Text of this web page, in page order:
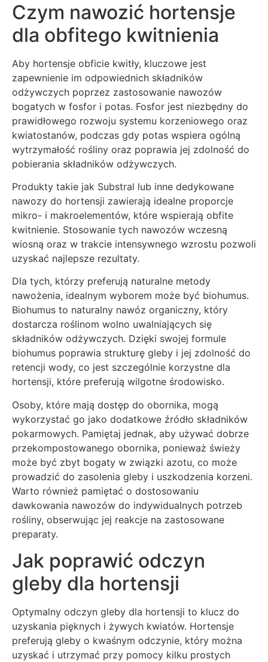
Czym nawozić hortensje
dla obfitego kwitnienia
Aby hortensje obficie kwitły, kluczowe jest
zapewnienie im odpowiednich składników
odżywczych poprzez zastosowanie nawozów
bogatych w fosfor i potas. Fosfor jest niezbędny do
prawidłowego rozwoju systemu korzeniowego oraz
kwiatostanów, podczas gdy potas wspiera ogólną
wytrzymałość rośliny oraz poprawia jej zdolność do
pobierania składników odżywczych.
Produkty takie jak Substral lub inne dedykowane
nawozy do hortensji zawierają idealne proporcje
mikro- i makroelementów, które wspierają obfite
kwitnienie. Stosowanie tych nawozów wczesną
wiosną oraz w trakcie intensywnego wzrostu pozwoli
uzyskać najlepsze rezultaty.
Dla tych, którzy preferują naturalne metody
nawożenia, idealnym wyborem może być biohumus.
Biohumus to naturalny nawóz organiczny, który
dostarcza roślinom wolno uwalniających się
składników odżywczych. Dzięki swojej formule
biohumus poprawia strukturę gleby i jej zdolność do
retencji wody, co jest szczególnie korzystne dla
hortensji, które preferują wilgotne środowisko.
Osoby, które mają dostęp do obornika, mogą
wykorzystać go jako dodatkowe źródło składników
pokarmowych. Pamiętaj jednak, aby używać dobrze
przekompostowanego obornika, ponieważ świeży
może być zbyt bogaty w związki azotu, co może
prowadzić do zasolenia gleby i uszkodzenia korzeni.
Warto również pamiętać o dostosowaniu
dawkowania nawozów do indywidualnych potrzeb
rośliny, obserwując jej reakcje na zastosowane
preparaty.
Jak poprawić odczyn
gleby dla hortensji
Optymalny odczyn gleby dla hortensji to klucz do
uzyskania pięknych i żywych kwiatów. Hortensje
preferują gleby o kwaśnym odczynie, który można
uzyskać i utrzymać przy pomocy kilku prostych